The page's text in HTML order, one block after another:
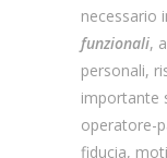
necessario
funzionali,
personali,
importante
operatore-
fiducia,